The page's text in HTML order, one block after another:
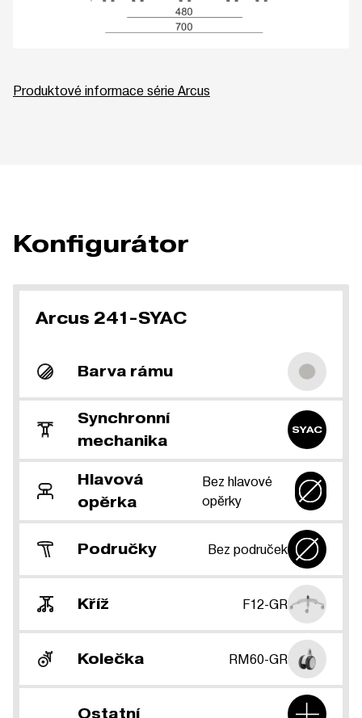
Produktové informace série Arcus
Konfigurátor
Arcus 241-SYAC
Barva rámu
Synchronní
mechanika
SYAC
Hlavová
opěrka
Bez hlavové
opěrky
Područky Bez područek
Kříž F12-GR
Kolečka RM60-GR
Ostatní